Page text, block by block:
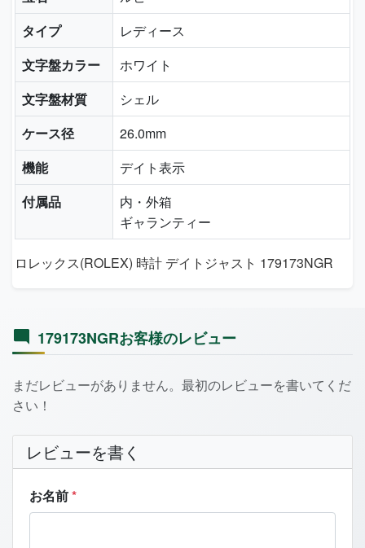
タイプ
レディース
文字盤カラー
ホワイト
文字盤材質
シェル
ケース径
26.0mm
機能
デイト表示
付属品
内・外箱
ギャランティー
ロレックス(ROLEX) 時計 デイトジャスト 179173NGR
179173NGRお客様のレビュー
まだレビューがありません。最初のレビューを書いてくだ
さい！
レビューを書く
お名前*